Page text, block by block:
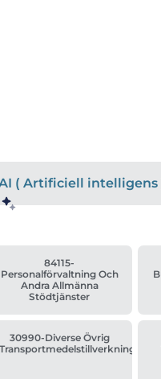
( Artificiell intelligens
84115-
Personalförvaltning Och
Andra Allmänna
Stödtjänster
30990-Diverse Övrig
Transportmedelstillverkning